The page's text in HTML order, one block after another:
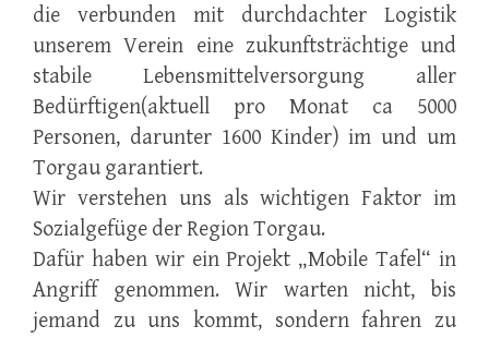
die verbunden mit durchdachter Logistik
unserem Verein eine zukunftsträchtige und
stabile Lebensmittelversorgung aller
Bedürftigen(aktuell pro Monat ca 5000
Personen, darunter 1600 Kinder) im und um
Torgau garantiert.
Wir verstehen uns als wichtigen Faktor im
Sozialgefüge der Region Torgau.
Dafür haben wir ein Projekt „Mobile Tafel“ in
Angriff genommen. Wir warten nicht, bis
jemand zu uns kommt, sondern fahren zu